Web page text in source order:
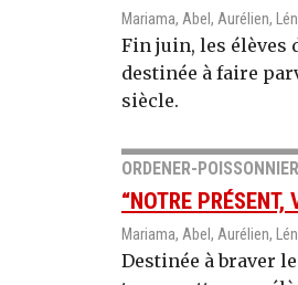
Mariama, Abel, Aurélien,
Fin juin, les élèves
destinée à faire
siècle.
ORDENER-
“NOTRE PRÉSENT,
Mariama, Abel, Aurélien,
Destinée à braver